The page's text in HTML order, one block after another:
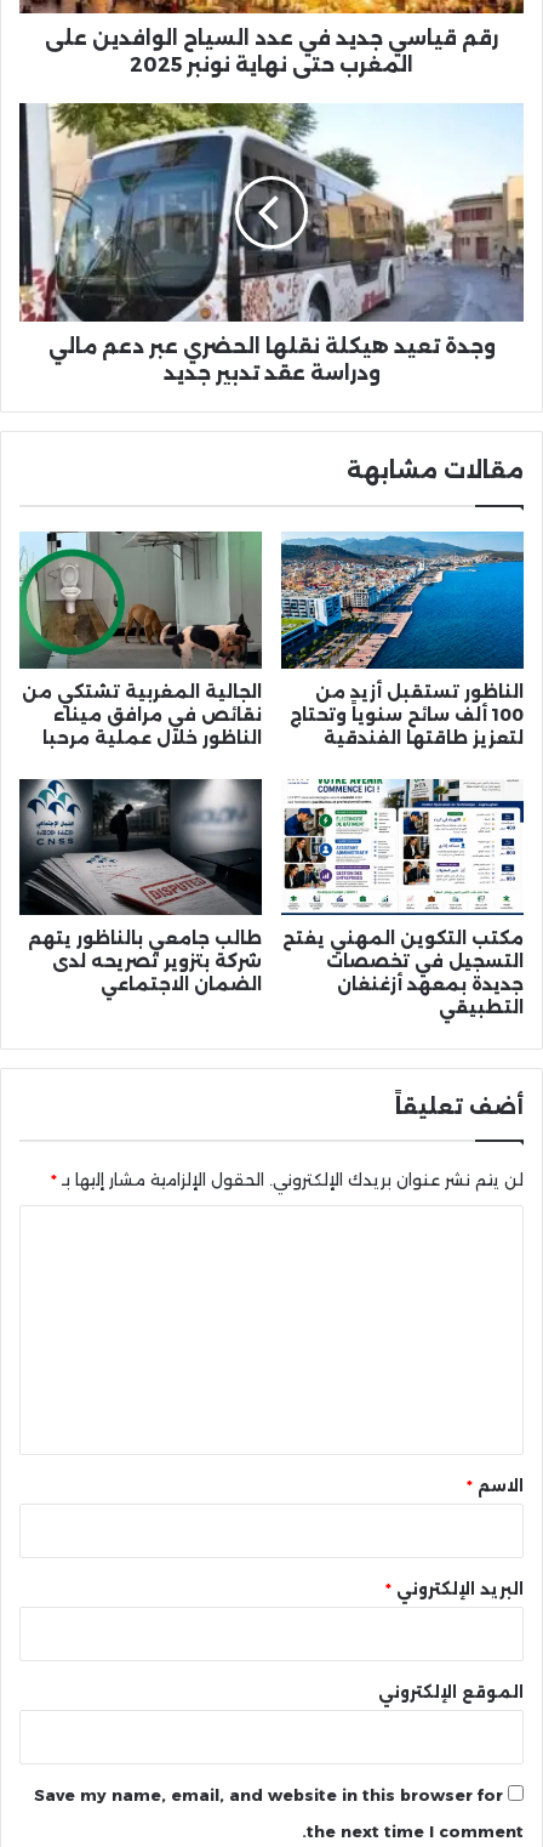
المغرب
حتىرقم قياسي جديد في عدد السياح الوافدين على
المغرب حتى نهاية نونبر 2025
نقلها
الحضري
عبر
دعم
ودراسة
عقدوجدة تعيد هيكلة نقلها الحضري عبر دعم مالي
ودراسة عقد تدبير جديد
مقالات مشابهة
الناظور تستقبل أزيد من
100 ألف سائح سنوياً وتحتاج
لتعزيز طاقتها الفندقية
الجالية المغربية تشتكي من
نقائص في مرافق ميناء
الناظور خلال عملية مرحبا
مكتب التكوين المهني يفتح
التسجيل في تخصصات
جديدة بمعهد أزغنغان
التطبيقي
طالب جامعي بالناظور يتهم
شركة بتزوير تصريحه لدى
الضمان الاجتماعي
أضف تعليقاً
لن يتم نشر عنوان بريدك الإلكتروني. الحقول الإلزامية مشار إليها بـ*
* الاسم *
البريد الإلكتروني *
الموقع الإلكتروني
Save my name, email, and website in this browser for
the next time I comment.